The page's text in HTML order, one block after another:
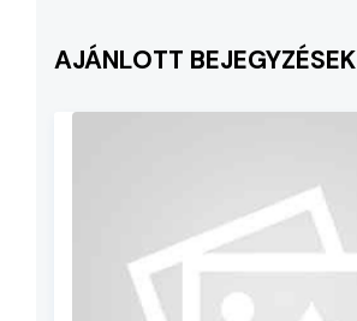
AJÁNLOTT BEJEGYZÉSEK